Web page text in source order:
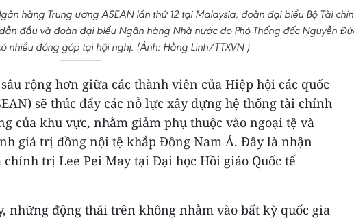
hàng Trung ương ASEAN lần thứ 12 tại Malaysia, đoàn đại biểu Bộ Tài
đầu và đoàn đại biểu Ngân hàng Nhà nước do Phó Thống đốc Nguyễn
nhiều đóng góp tại hội nghị. (Ảnh: Hằng Linh/TTXVN )
rộng hơn giữa các thành viên của Hiệp hội các quốc
sẽ thúc đẩy các nỗ lực xây dựng hệ thống tài chính
của khu vực, nhằm giảm phụ thuộc vào ngoại tệ và
giá trị đồng nội tệ khắp Đông Nam Á. Đây là nhận
trị Lee Pei May tại Đại học Hồi giáo Quốc tế
những động thái trên không nhằm vào bất kỳ quốc gia